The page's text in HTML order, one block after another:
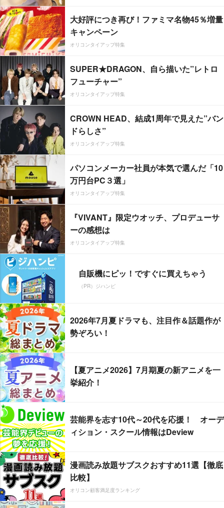
大好評につき再び！ファミマ名物45％増量
キャンペーン
オリコンタイアップ特集
SUPER★DRAGON、自ら描いた”レトロ
フューチャー”
オリコンタイアップ特集
CROWN HEAD、結成1周年で見えた”バン
ドらしさ”
オリコンタイアップ特集
パソコンメーカー社員が本気で選んだ「10
万円台PC３選」
オリコンタイアップ特集
『VIVANT』限定ウオッチ、プロデューサ
ーの感想は
オリコンタイアップ特集
自販機にピッ！ですぐに買えちゃう
（PR）ジハンピ
2026年7月夏ドラマも、注目作＆話題作が
勢ぞろい！
【夏アニメ2026】7月期夏の新アニメを一
挙紹介！
芸能界を志す10代～20代を応援！ オーデ
ィション・スクール情報はDeview
漫画読み放題サブスクおすすめ11選【徹底
比較】
オリコン顧客満足度ランキング